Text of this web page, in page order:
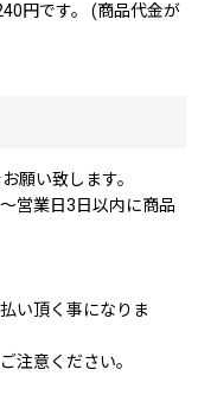
円です。 (商品代金が
願い致します。
営業日3日以内に商品
い頂く事になりま
注意ください。